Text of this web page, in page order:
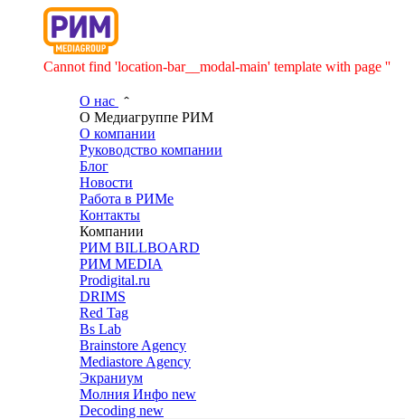
Cannot find 'location-bar__modal-main' template with page ''
О нас
О Медиагруппе РИМ
О компании
Руководство компании
Блог
Новости
Работа в РИМе
Контакты
Компании
РИМ BILLBOARD
РИМ MEDIA
Prodigital.ru
DRIMS
Red Tag
Bs Lab
Brainstore Agency
Mediastore Agency
Экраниум
Молния Инфо new
Decoding new